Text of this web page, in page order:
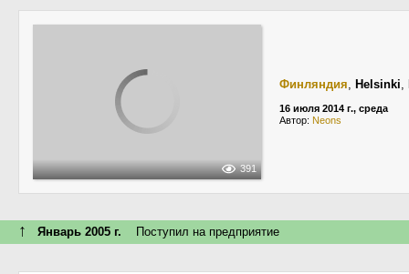
391
Финляндия, Helsinki,
16 июля 2014 г., среда
Автор: Neons
↑ Январь 2005 г. Поступил на предприятие